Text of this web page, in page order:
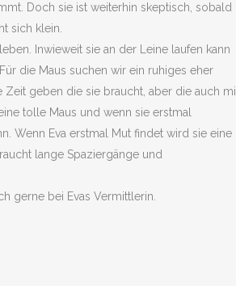
Doch sie ist weiterhin skeptisch, sobald
sich klein.
Inwieweit sie an der Leine laufen kann
die Maus suchen wir ein ruhiges eher
Zeit geben die sie braucht, aber die auch
tolle Maus und wenn sie erstmal
Wenn Eva erstmal Mut findet wird sie eine
lange Spaziergänge und
gerne bei Evas Vermittlerin.